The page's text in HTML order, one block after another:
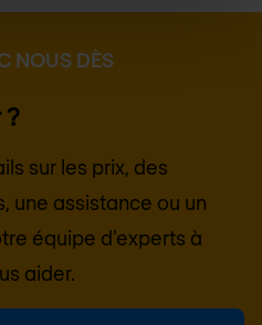
NOUS DÈS
sur les prix, des
une assistance ou un
équipe d'experts à
aider.